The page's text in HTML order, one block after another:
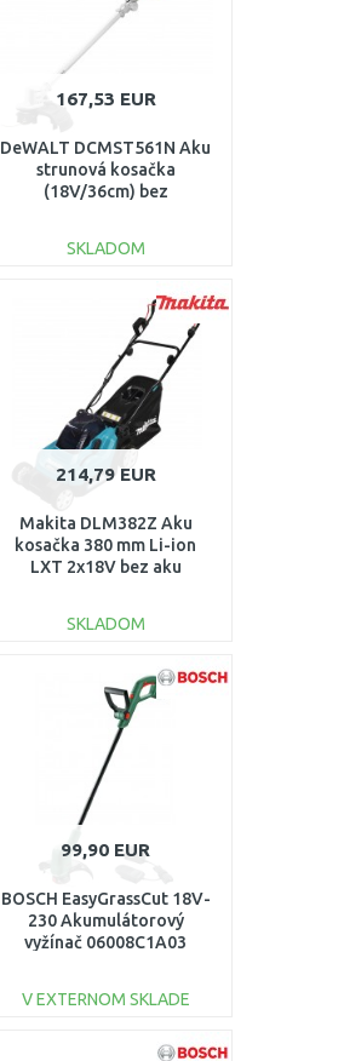
167,53 EUR
DeWALT DCMST561N Aku
strunová kosačka
(18V/36cm) bez
SKLADOM
DO KOŠÍKA
Porovnať
214,79 EUR
Makita DLM382Z Aku
kosačka 380 mm Li-ion
LXT 2x18V bez aku
SKLADOM
DO KOŠÍKA
Porovnať
99,90 EUR
BOSCH EasyGrassCut 18V-
230 Akumulátorový
vyžínač 06008C1A03
V EXTERNOM SKLADE
DO KOŠÍKA